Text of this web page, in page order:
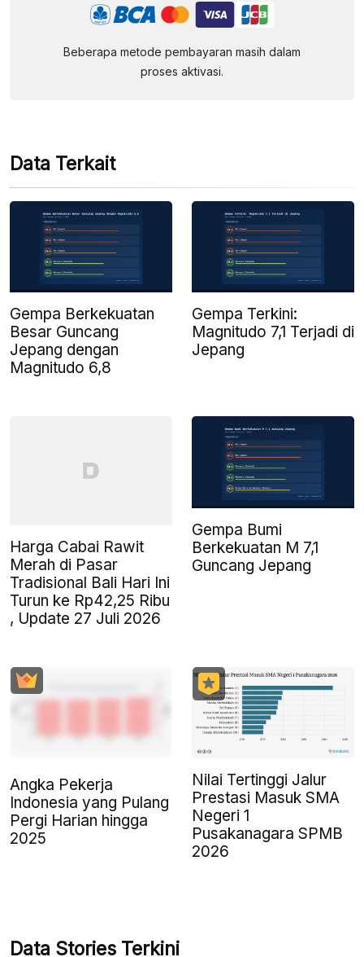
Beberapa metode pembayaran masih dalam
proses aktivasi.
Data Terkait
Gempa Berkekuatan
Besar Guncang
Jepang dengan
Magnitudo 6,8
Gempa Terkini:
Magnitudo 7,1 Terjadi di
Jepang
Harga Cabai Rawit
Merah di Pasar
Tradisional Bali Hari Ini
Turun ke Rp42,25 Ribu
, Update 27 Juli 2026
Gempa Bumi
Berkekuatan M 7,1
Guncang Jepang
Angka Pekerja
Indonesia yang Pulang
Pergi Harian hingga
2025
Nilai Tertinggi Jalur
Prestasi Masuk SMA
Negeri 1
Pusakanagara SPMB
2026
Data Stories Terkini